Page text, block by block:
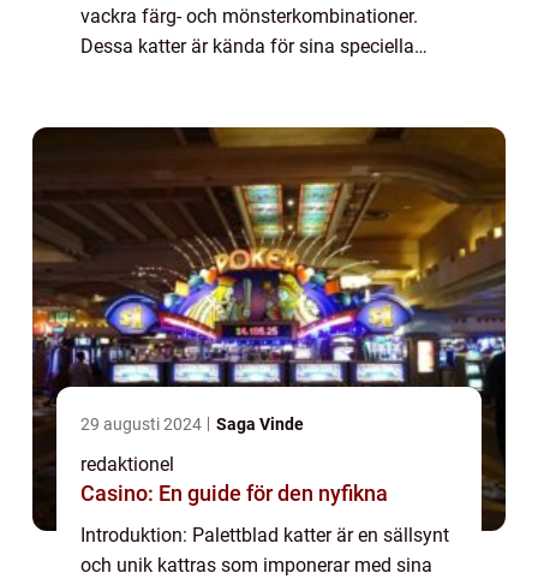
vackra färg- och mönsterkombinationer.
Dessa katter är kända för sina speciella
29 augusti 2024 Saga Vinde
redaktionel
Casino: En guide för den nyfikna
Introduktion: Palettblad katter är en sällsynt
och unik kattras som imponerar med sina